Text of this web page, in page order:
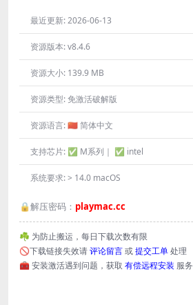
最近更新:2026-06-13
资源版本:v8.4.6
资源大小: 139.9 MB
资源类型:免激活破解版
资源语言:🇨🇳 简体中文
支持芯片: ✅ M系列｜ ✅ intel
系统要求:> 14.0 macOS
🔒解压密码： playmac.cc
☘️ 为防止搬运，每日下载次数有限
🚫下载链接失效请评论留言或提交工单处理
🧰 安装激活遇到问题，获取 有偿远程安装 服务